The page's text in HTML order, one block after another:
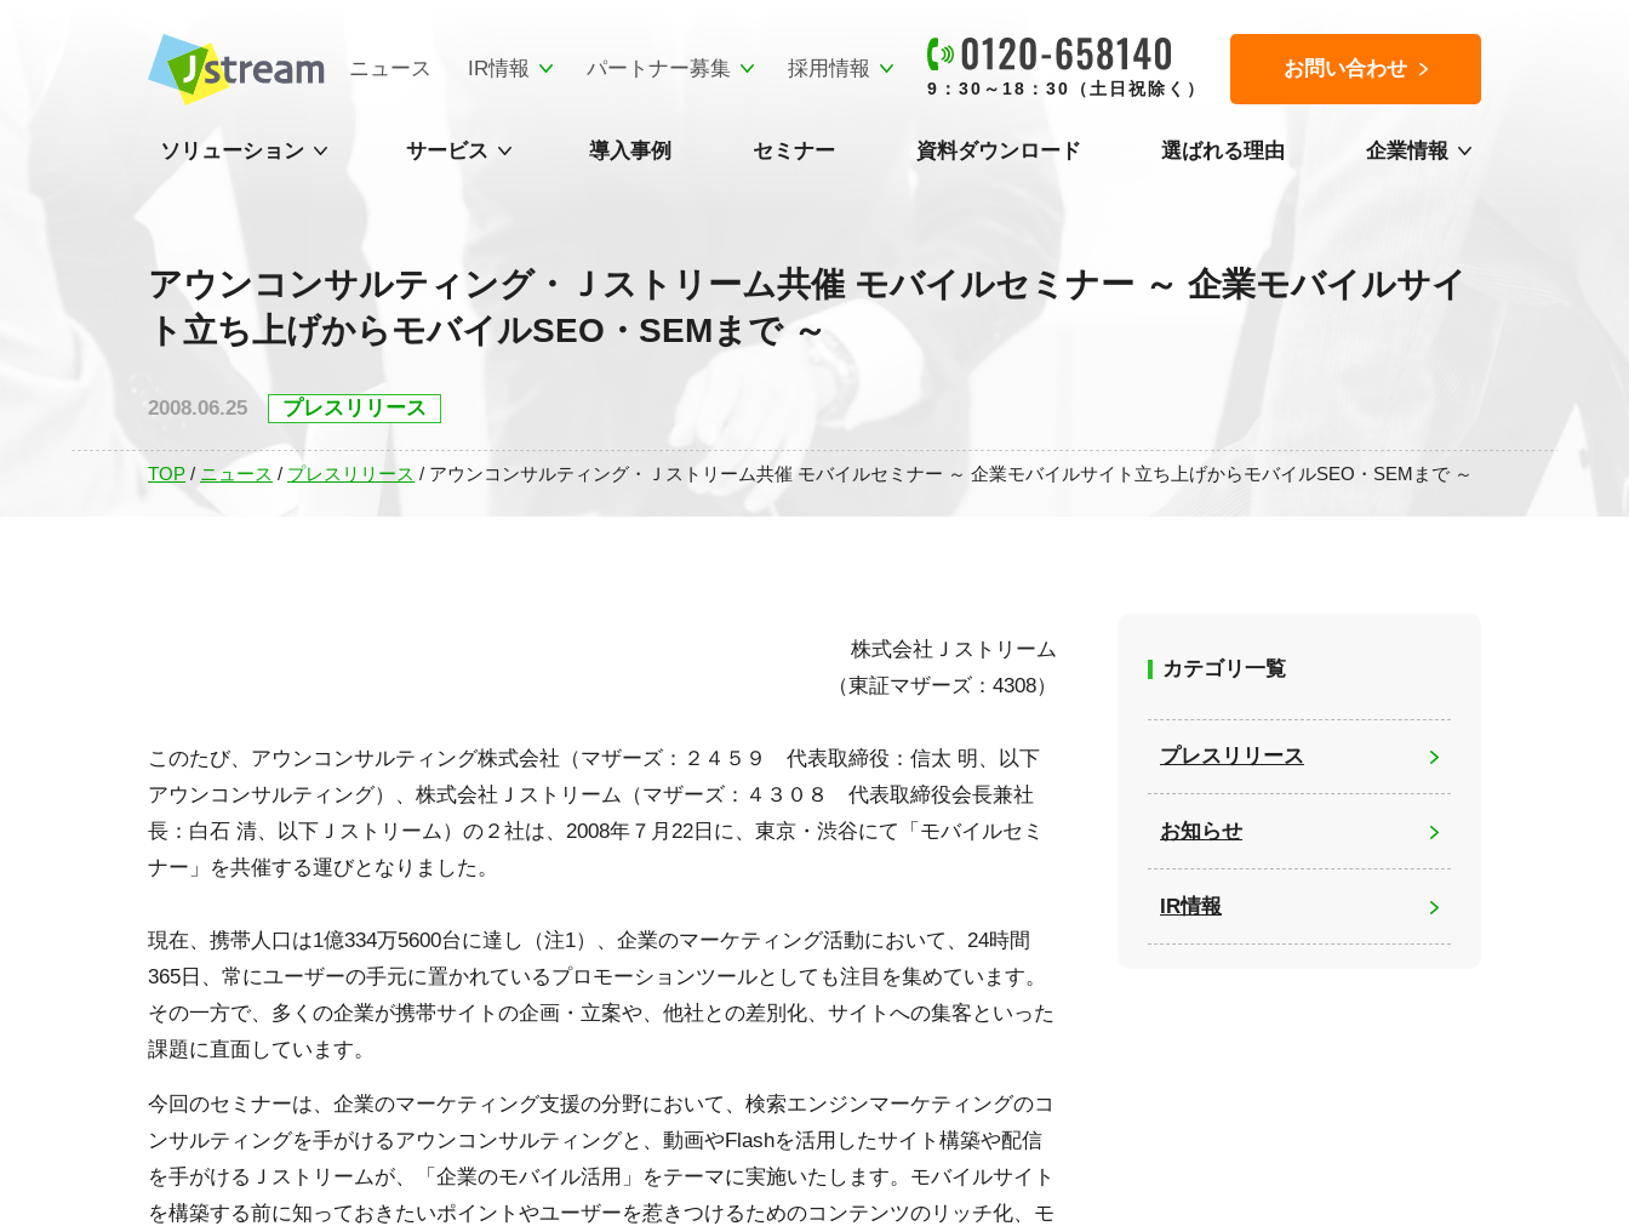
ニュース IR情報 パートナー募集 採用情報
9：30～18：30（土日祝除く）
お問い合わせ
ソリューション サービス 導入事例 セミナー 資料ダウンロード 選ばれる理由 企業情報
アウンコンサルティング・Ｊストリーム共催 モバイルセミナー ～ 企業モバイルサイ
ト立ち上げからモバイルSEO・SEMまで ～
2008.06.25 プレスリリース
TOP / ニュース / プレスリリース / アウンコンサルティング・Ｊストリーム共催 モバイルセミナー ～ 企業モバイルサイト立ち上げからモバイルSEO・SEMまで ～
株式会社Ｊストリーム
（東証マザーズ：4308）
このたび、アウンコンサルティング株式会社（マザーズ：２４５９ 代表取締役：信太 明、以下
アウンコンサルティング）、株式会社Ｊストリーム（マザーズ：４３０８ 代表取締役会長兼社
長：白石 清、以下Ｊストリーム）の２社は、2008年７月22日に、東京・渋谷にて「モバイルセミ
ナー」を共催する運びとなりました。
現在、携帯人口は1億334万5600台に達し（注1）、企業のマーケティング活動において、24時間
365日、常にユーザーの手元に置かれているプロモーションツールとしても注目を集めています。
その一方で、多くの企業が携帯サイトの企画・立案や、他社との差別化、サイトへの集客といった
課題に直面しています。
今回のセミナーは、企業のマーケティング支援の分野において、検索エンジンマーケティングのコ
ンサルティングを手がけるアウンコンサルティングと、動画やFlashを活用したサイト構築や配信
を手がけるＪストリームが、「企業のモバイル活用」をテーマに実施いたします。モバイルサイト
を構築する前に知っておきたいポイントやユーザーを惹きつけるためのコンテンツのリッチ化、モ
カテゴリ一覧
プレスリリース
お知らせ
IR情報